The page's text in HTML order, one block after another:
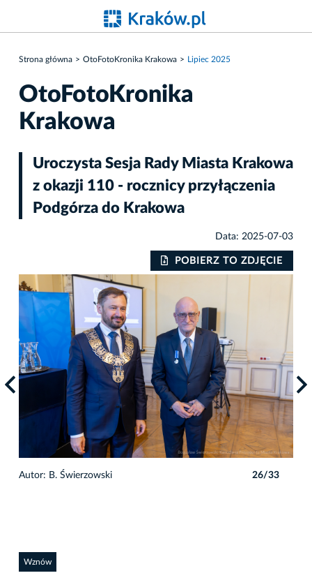
Strona główna OtoFotoKronika Krakowa Lipiec 2025
OtoFotoKronika
Krakowa
Uroczysta Sesja Rady Miasta Krakowa
z okazji 110 - rocznicy przyłączenia
Podgórza do Krakowa
Data: 2025-07-03
POBIERZ TO ZDJĘCIE
Autor: B. Świerzowski 26/33
Wznów